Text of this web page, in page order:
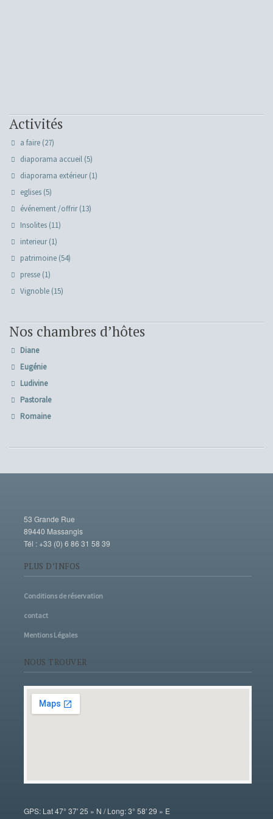
Activités
a faire (27)
diaporama accueil (5)
diaporama extérieur(1)
eglises (5)
événement /offrir(13)
Insolites (11)
interieur(1)
patrimoine (54)
presse (1)
Vignoble (15)
Nos chambres d’hôtes
Diane
Eugénie
Ludivine
Pastorale
Romaine
53 Grande Rue
89440 Massangis
Tél : +33 (0) 6 86 31 58 39
PLUS D’INFOS
Conditions de réservation
contact
Mentions Légales
NOUS TROUVER
GPS: Lat 47° 37′ 25 » N / Long: 3° 58′ 29 » E